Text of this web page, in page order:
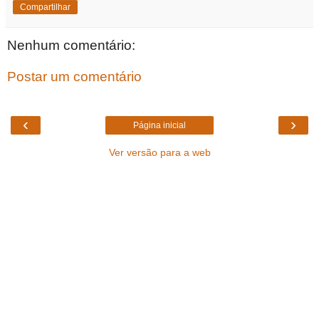
Compartilhar
Nenhum comentário:
Postar um comentário
‹ ›
Página inicial
Ver versão para a web